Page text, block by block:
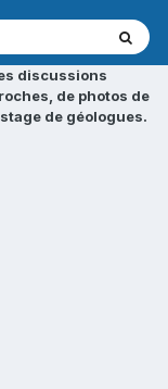
discussions
de photos de
de géologues.